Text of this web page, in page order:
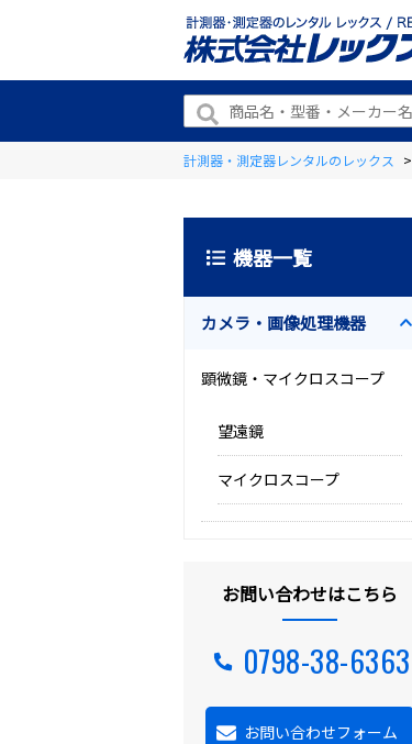
計測器・測定器レンタルのレックス >
機器一覧
カメラ・画像処理機器
顕微鏡・マイクロスコープ
望遠鏡
マイクロスコープ
お問い合わせはこちら
0798-38-6363
お問い合わせフォーム